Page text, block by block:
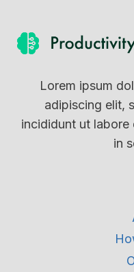
Lorem ipsum
adipiscing elit,
incididunt ut labore
in